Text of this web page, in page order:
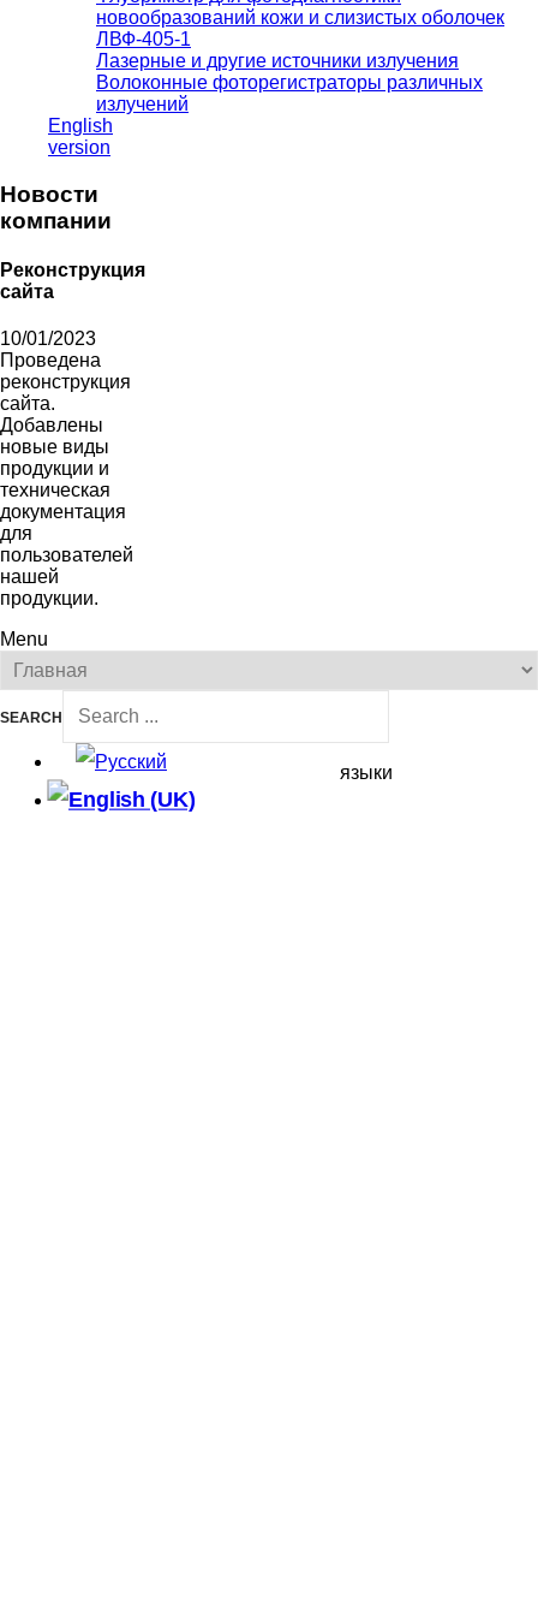
новообразований кожи и слизистых оболочек
ЛВФ-405-1
Лазерные и другие источники излучения
Волоконные фоторегистраторы различных
излучений
English
version
Новости
компании
Реконструкция
сайта
10/01/2023
Проведена
реконструкция
сайта.
Добавлены
новые виды
продукции и
техническая
документация
для
пользователей
нашей
продукции.
Menu
SEARCH
языки